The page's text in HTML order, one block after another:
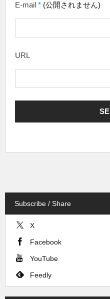
E-mail * (公開されません)
URL
Subscribe / Share
X
Facebook
YouTube
Feedly